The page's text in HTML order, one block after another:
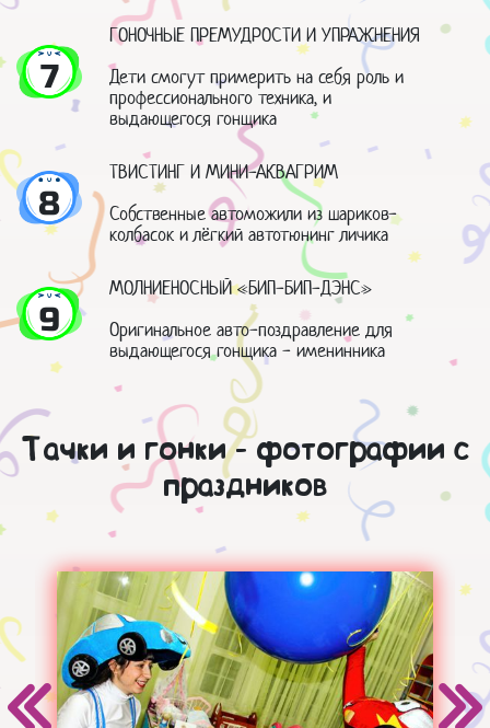
7
ГОНОЧНЫЕ ПРЕМУДРОСТИ И УПРАЖНЕНИЯ
Дети смогут примерить на себя роль и
профессионального техника, и
выдающегося гонщика
8
ТВИСТИНГ И МИНИ-АКВАГРИМ
Собственные автоможили из шариков-
колбасок и лёгкий автотюнинг личика
9
МОЛНИЕНОСНЫЙ «БИП-БИП-ДЭНС»
Оригинальное авто-поздравление для
выдающегося гонщика - именинника
Тачки и гонки - фотографии с
праздников